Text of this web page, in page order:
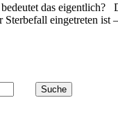
das eigentlich?
Sterbefall eingetreten